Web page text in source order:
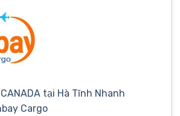
tại Hà Tĩnh Nhanh
Cargo